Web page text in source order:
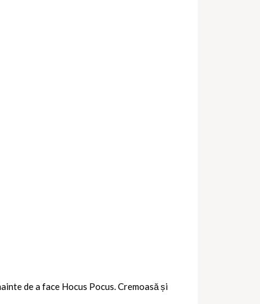
de a face Hocus Pocus. Cremoasă și